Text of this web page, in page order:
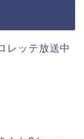
レッテ放送中